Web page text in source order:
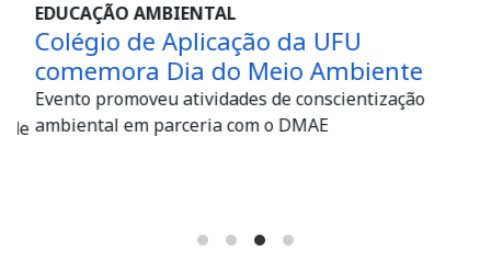
EDUCAÇÃO AMBIENTAL
Colégio de Aplicação da UFU
comemora Dia do Meio Ambiente
Evento promoveu atividades de conscientização
ambiental em parceria com o DMAE